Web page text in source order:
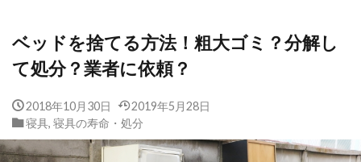
ベッドを捨てる方法！粗大ゴミ？分解し
て処分？業者に依頼？
2018年10月30日
2019年5月28日
寝具, 寝具の寿命・処分